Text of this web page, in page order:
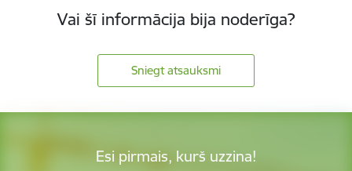
Vai šī informācija bija noderīga?
Sniegt atsauksmi
Esi pirmais, kurš uzzina!